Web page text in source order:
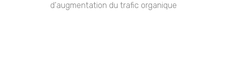
d'augmentation du trafic organique